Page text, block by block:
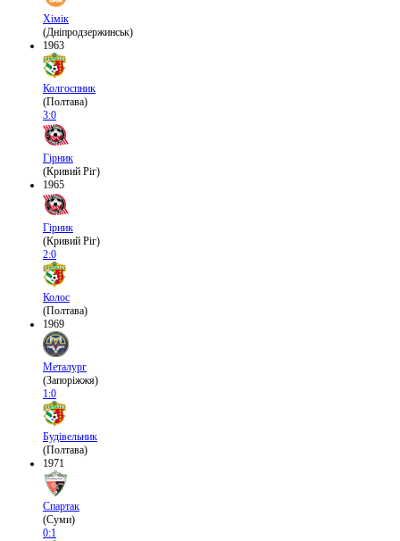
Хімік
(Дніпродзержинськ)
1963
Колгоспник
(Полтава)
3:0
Гірник
(Кривий Ріг)
1965
Гірник
(Кривий Ріг)
2:0
Колос
(Полтава)
1969
Металург
(Запоріжжя)
1:0
Будівельник
(Полтава)
1971
Спартак
(Суми)
0:1